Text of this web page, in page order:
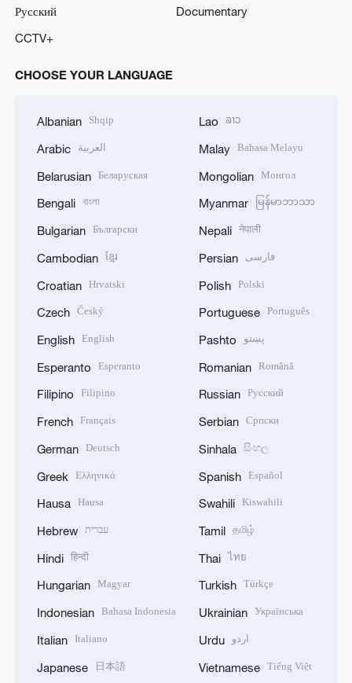
Русский
Documentary
CCTV+
CHOOSE YOUR LANGUAGE
Albanian Shqip
Arabic العربية
Belarusian Беларуская
Bengali বাংলা
Bulgarian Български
Cambodian ខ្មែរ
Croatian Hrvatski
Czech Český
English English
Esperanto Esperanto
Filipino Filipino
French Français
German Deutsch
Greek Ελληνικά
Hausa Hausa
Hebrew עברית
Hindi हिन्दी
Hungarian Magyar
Indonesian Bahasa Indonesia
Italian Italiano
Japanese 日本語
Lao ລາວ
Malay Bahasa Melayu
Mongolian Монгол
Myanmar မြန်မာဘာသာ
Nepali नेपाली
Persian فارسی
Polish Polski
Portuguese Português
Pashto پښتو
Romanian Română
Russian Русский
Serbian Српски
Sinhala සිංහල
Spanish Español
Swahili Kiswahili
Tamil தமிழ்
Thai ไทย
Turkish Türkçe
Ukrainian Українська
Urdu اردو
Vietnamese Tiếng Việt